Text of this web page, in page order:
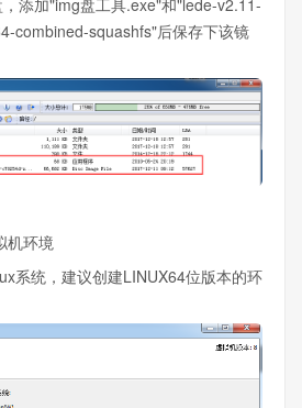
添加"img盘工具.exe"和"lede-v2.11-
combined-squashfs"后保存下该镜
机环境
系统，建议创建LINUX64位版本的环